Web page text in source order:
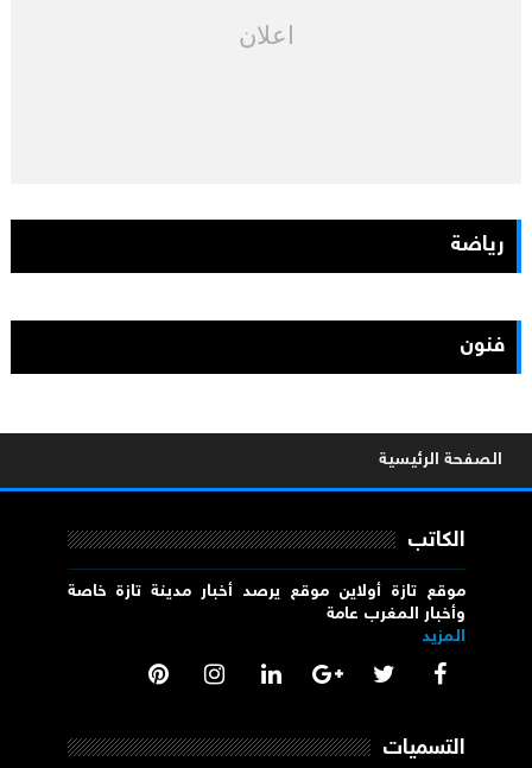
اعلان
رياضة
فنون
الصفحة الرئيسية
الكاتب
موقع تازة أولاين موقع يرصد أخبار مدينة تازة خاصة
وأخبار المغرب عامة
المزيد
التسميات